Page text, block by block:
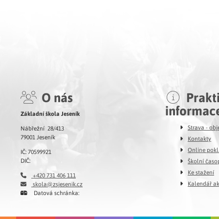
O nás
Základní škola Jeseník
Nábřežní 28/413
79001 Jeseník
IČ: 70599921
DIČ:
+420 731 406 111
skola@zsjesenik.cz
Datová schránka:
Strava -
Kontakty
Online
Školní
Ke stažení
Kalendář